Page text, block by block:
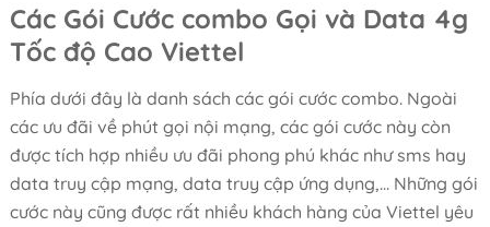
Các Gói Cước combo Gọi và Data 4g
Tốc độ Cao Viettel
Phía dưới đây là danh sách các gói cước combo. Ngoài
các ưu đãi về phút gọi nội mạng, các gói cước này còn
được tích hợp nhiều ưu đãi phong phú khác như sms hay
data truy cập mạng, data truy cập ứng dụng,... Những gói
cước này cũng được rất nhiều khách hàng của Viettel yêu